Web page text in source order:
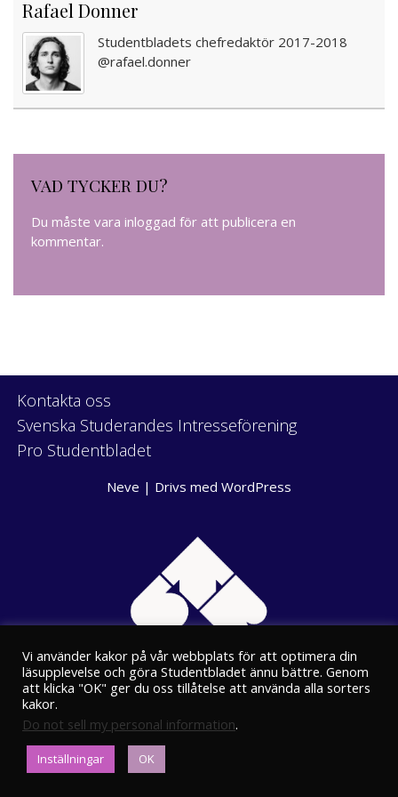
Rafael Donner
Studentbladets chefredaktör 2017-2018
@rafael.donner
VAD TYCKER DU?
Du måste vara inloggad för att publicera en
kommentar.
Kontakta oss
Svenska Studerandes Intresseförening
Pro Studentbladet
Neve | Drivs med WordPress
Eriksgatan 8
00100 Helsingfors
Vi använder kakor på vår webbplats för att optimera din
läsupplevelse och göra Studentbladet ännu bättre. Genom
att klicka "OK" ger du oss tillåtelse att använda alla sorters
kakor.
Do not sell my personal information.
Inställningar OK